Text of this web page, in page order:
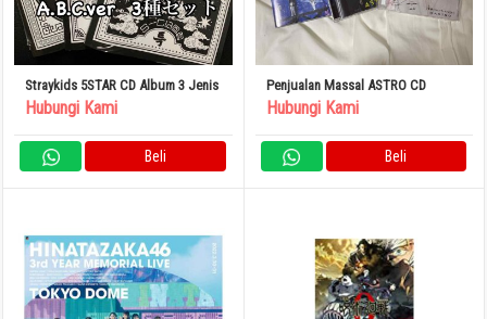
Straykids 5STAR CD Album 3 Jenis
Hubungi Kami
Beli
Penjualan Massal ASTRO CD
Hubungi Kami
Beli